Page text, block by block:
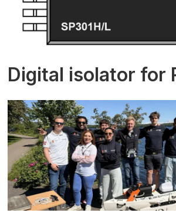
Digital isolator for